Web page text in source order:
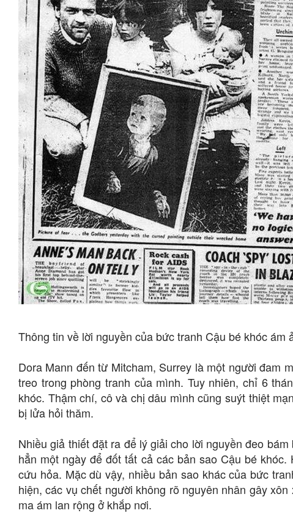
Thông tin về lời nguyền của bức tranh Cậu bé khóc ám
Dora Mann đến từ Mitcham, Surrey là một người đam
treo trong phòng tranh của mình. Tuy nhiên, chỉ 6
khóc. Thậm chí, cô và chị dâu mình cũng suýt thiệt
bị lửa hỏi thăm.
Nhiều giả thiết đặt ra để lý giải cho lời nguyền đeo
hẳn một ngày để đốt tất cả các bản sao Cậu bé
cứu hỏa. Mặc dù vậy, nhiều bản sao khác của bức
hiện, các vụ chết người không rõ nguyên nhân gây
ma ám lan rộng ở khắp nơi.